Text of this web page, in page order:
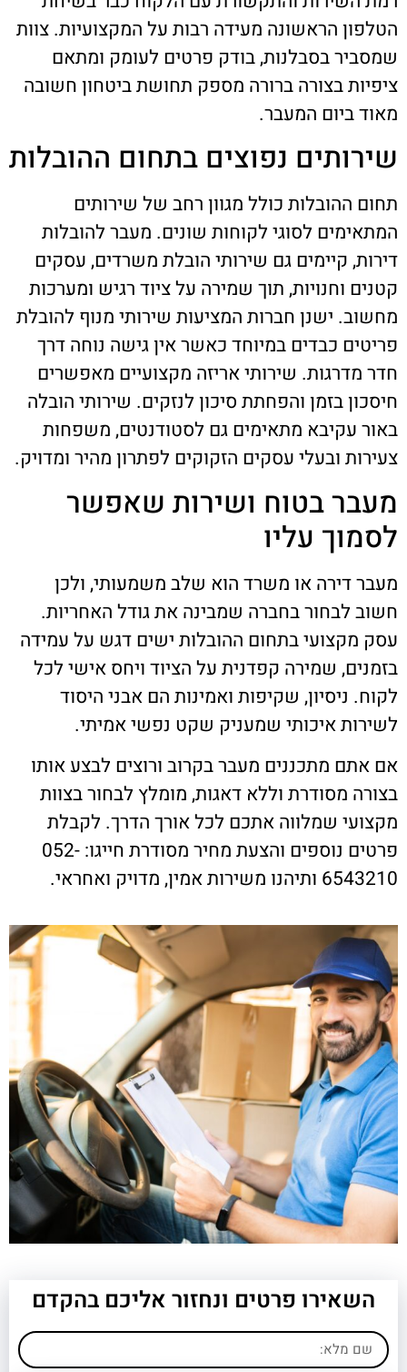
הטלפון הראשונה מעידה רבות על המקצועיות. צוות
שמסביר בסבלנות, בודק פרטים לעומק ומתאם
ציפיות בצורה ברורה מספק תחושת ביטחון חשובה
מאוד ביום המעבר.
שירותים נפוצים בתחום ההובלות
תחום ההובלות כולל מגוון רחב של שירותים
המתאימים לסוגי לקוחות שונים. מעבר להובלות
דירות, קיימים גם שירותי הובלת משרדים, עסקים
קטנים וחנויות, תוך שמירה על ציוד רגיש ומערכות
מחשוב. ישנן חברות המציעות שירותי מנוף להובלת
פריטים כבדים במיוחד כאשר אין גישה נוחה דרך
חדר מדרגות. שירותי אריזה מקצועיים מאפשרים
חיסכון בזמן והפחתת סיכון לנזקים. שירותי הובלה
באור עקיבא מתאימים גם לסטודנטים, משפחות
צעירות ובעלי עסקים הזקוקים לפתרון מהיר ומדויק.
מעבר בטוח ושירות שאפשר
לסמוך עליו
מעבר דירה או משרד הוא שלב משמעותי, ולכן
חשוב לבחור בחברה שמבינה את גודל האחריות.
עסק מקצועי בתחום ההובלות ישים דגש על עמידה
בזמנים, שמירה קפדנית על הציוד ויחס אישי לכל
לקוח. ניסיון, שקיפות ואמינות הם אבני היסוד
לשירות איכותי שמעניק שקט נפשי אמיתי.
אם אתם מתכננים מעבר בקרוב ורוצים לבצע אותו
בצורה מסודרת וללא דאגות, מומלץ לבחור בצוות
מקצועי שמלווה אתכם לכל אורך הדרך. לקבלת
פרטים נוספים והצעת מחיר מסודרת חייגו: 052-
6543210 ותיהנו משירות אמין, מדויק ואחראי.
השאירו פרטים ונחזור אליכם בהקדם